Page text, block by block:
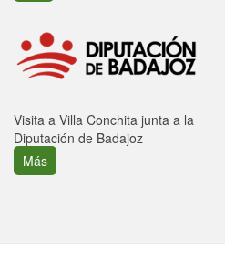
Visita a Villa Conchita junta a la
Diputación de Badajoz
Más